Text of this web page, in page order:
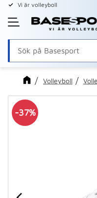
Meny
Vi är volleyboll
Volleyboll
37%